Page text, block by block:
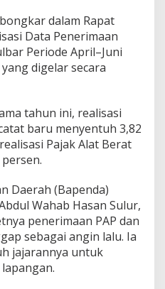
dalam Rapat
Data Penerimaan
Periode April–Juni
digelar secara
tahun ini, realisasi
baru menyentuh 3,82
Pajak Alat Berat
Daerah (Bapenda)
Wahab Hasan Sulur,
penerimaan PAP dan
sebagai angin lalu. Ia
jajarannya untuk